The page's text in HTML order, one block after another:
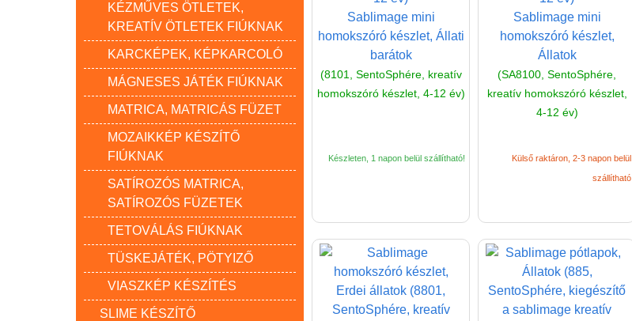
KÉZMŰVES ÖTLETEK,
KREATÍV ÖTLETEK FIÚKNAK
KARCKÉPEK, KÉPKARCOLÓ
MÁGNESES JÁTÉK FIÚKNAK
MATRICA, MATRICÁS FÜZET
MOZAIKKÉP KÉSZÍTŐ
FIÚKNAK
SATÍROZÓS MATRICA,
SATÍROZÓS FÜZETEK
TETOVÁLÁS FIÚKNAK
TÜSKEJÁTÉK, PÖTYIZŐ
VIASZKÉP KÉSZÍTÉS
SLIME KÉSZÍTŐ
Sablimage mini
homokszóró készlet, Állati
barátok
(8101, SentoSphére, kreatív
homokszóró készlet, 4-12 év)
Készleten, 1 napon belül szállítható!
Sablimage mini
homokszóró készlet,
Állatok
(SA8100, SentoSphére,
kreatív homokszóró készlet,
4-12 év)
Külső raktáron, 2-3 napon belül
szállítható